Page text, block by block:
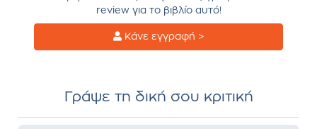
review για το βιβλίο αυτό!
Κάνε εγγραφή >
Γράψε τη δική σου κριτική